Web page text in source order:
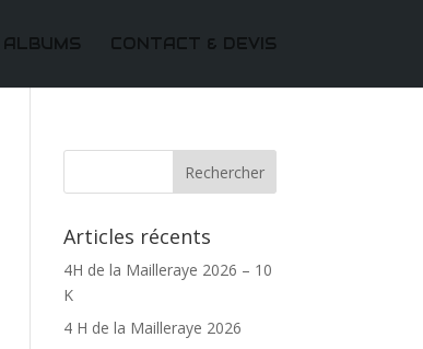
ALBUMS CONTACT & DEVIS
Articles récents
4H de la Mailleraye 2026 – 10
K
4 H de la Mailleraye 2026